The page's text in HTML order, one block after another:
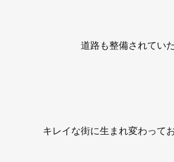
道路も整備されてい
キレイな街に生まれ変わって